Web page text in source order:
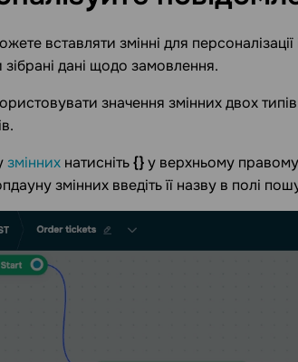
вставляти змінні для
зібрані дані щодо замовлення.
значення змінних двох
змінних натисніть{}у верхньому правому
змінних введіть її назву в полі